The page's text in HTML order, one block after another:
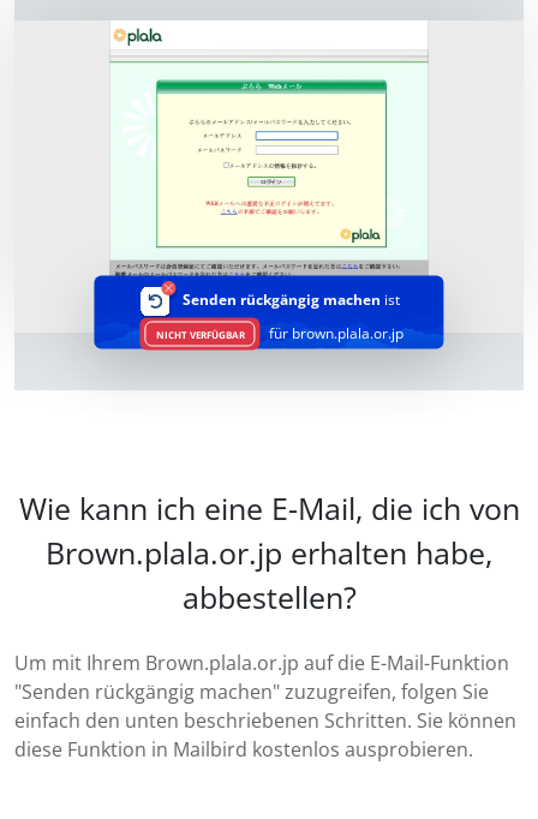
Senden rückgängig machen ist
NICHT VERFÜGBAR für brown.plala.or.jp
Wie kann ich eine E-Mail, die ich von
Brown.plala.or.jp erhalten habe,
abbestellen?
Um mit Ihrem Brown.plala.or.jp auf die E-Mail-Funktion
"Senden rückgängig machen" zuzugreifen, folgen Sie
einfach den unten beschriebenen Schritten. Sie können
diese Funktion in Mailbird kostenlos ausprobieren.